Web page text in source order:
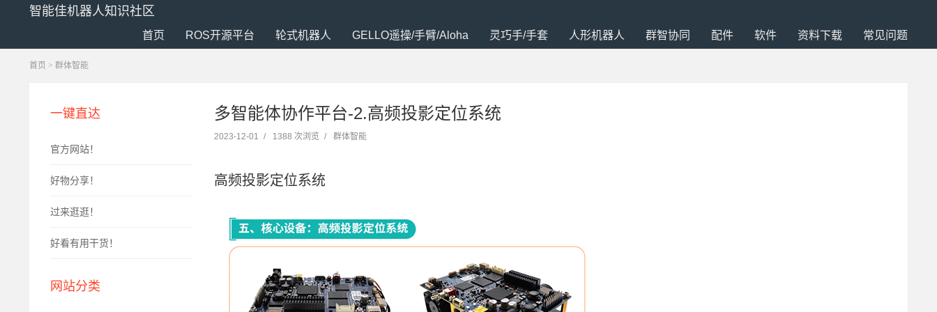
智能佳机器人知识社区
首页 ROS开源平台 轮式机器人 GELLO遥操/手臂/Aloha 灵巧手/手套 人形机器人 群智协同 配件 软件 资料下载 常见问题
首页 > 群体智能
一键直达
官方网站！
好物分享！
过来逛逛！
好看有用干货！
网站分类
多智能体协作平台-2.高频投影定位系统
2023-12-01 / 1388 次浏览 / 群体智能
高频投影定位系统